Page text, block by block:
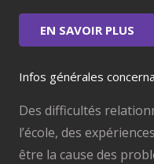
EN SAVOIR PLUS
Infos générales
Des difficultés
l’école, des
être la cause des